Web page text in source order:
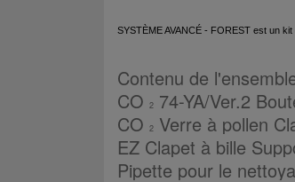
SYSTÈME AVANCÉ - FOREST est un
Contenu de
CO 2 74-YA/Ver.2
CO 2 Verre à pollen
EZ Clapet à bille
Pipette pour le